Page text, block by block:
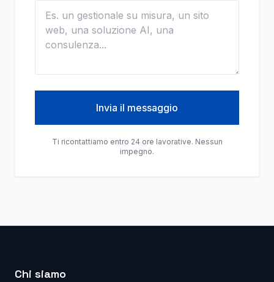
Invia il messaggio
Ti ricontattiamo entro 24 ore lavorative. Nessun
impegno.
Chi siamo